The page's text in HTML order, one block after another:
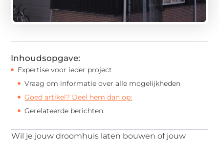
Inhoudsopgave:
Expertise voor ieder project
Vraag om informatie over alle mogelijkheden
Goed artikel? Deel hem dan op:
Gerelateerde berichten:
Wil je jouw droomhuis laten bouwen of jouw